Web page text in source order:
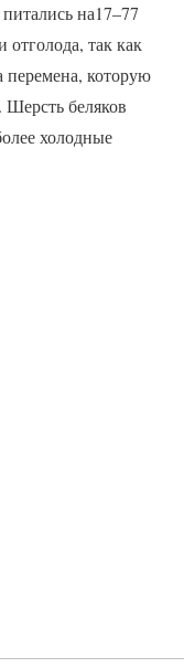
на17–77
так как
которую
беляков
холодные